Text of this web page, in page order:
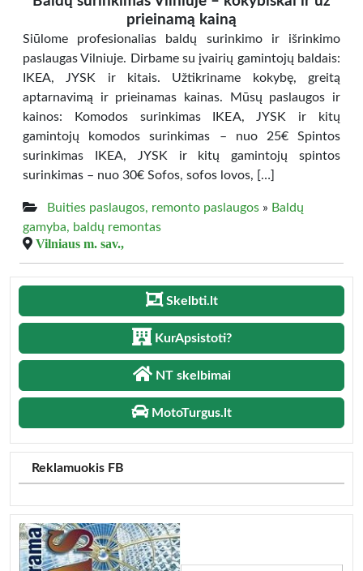
prieinamą kainą
Siūlome profesionalias baldų surinkimo ir išrinkimo
paslaugas Vilniuje. Dirbame su įvairių gamintojų baldais:
IKEA, JYSK ir kitais. Užtikriname kokybę, greitą
aptarnavimą ir prieinamas kainas. Mūsų paslaugos ir
kainos: Komodos surinkimas IKEA, JYSK ir kitų
gamintojų komodos surinkimas – nuo 25€ Spintos
surinkimas IKEA, JYSK ir kitų gamintojų spintos
surinkimas – nuo 30€ Sofos, sofos lovos, […]
Buities paslaugos, remonto paslaugos » Baldų
gamyba, baldų remontas
Vilniaus m. sav.,
Skelbti.lt
KurApsistoti?
NT skelbimai
MotoTurgus.lt
Reklamuokis FB